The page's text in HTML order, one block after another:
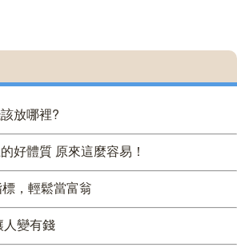
放哪裡?
好體質 原來這麼容易！
，輕鬆當富翁
人變有錢